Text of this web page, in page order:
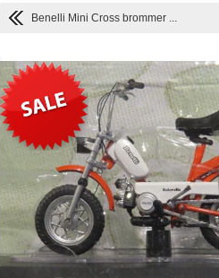
Benelli Mini Cross brommer ...